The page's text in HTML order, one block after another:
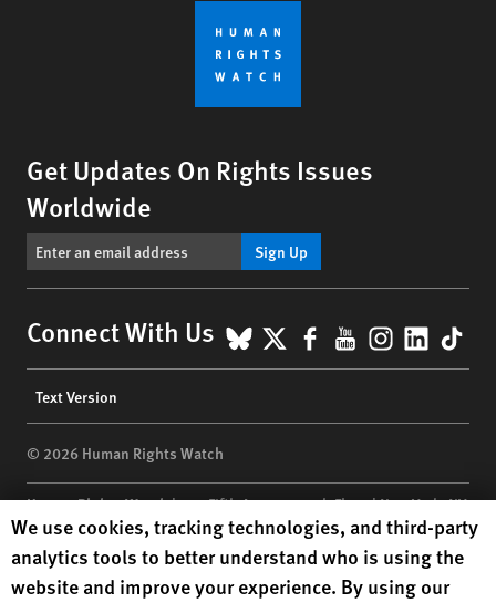
Get Updates On Rights Issues
Worldwide
Sign Up
Connect With Us BlueSky
X Facebook
YouTube
menu
Text Version
© 2026 Human Rights Watch
Human Rights Watch| 350 Fifth Avenue, 34th Floor | New York,NY
10118-3299USA|t 1.212.290.4700
Human Rights Watchis a 501(C)(3) nonprofit registered in the US
under EIN: 13-2875808
Human Rights Watch cookie preferences
We use cookies, tracking technologies, and third-party
analytics tools to better understand who is using the
website and improve your experience. By using our